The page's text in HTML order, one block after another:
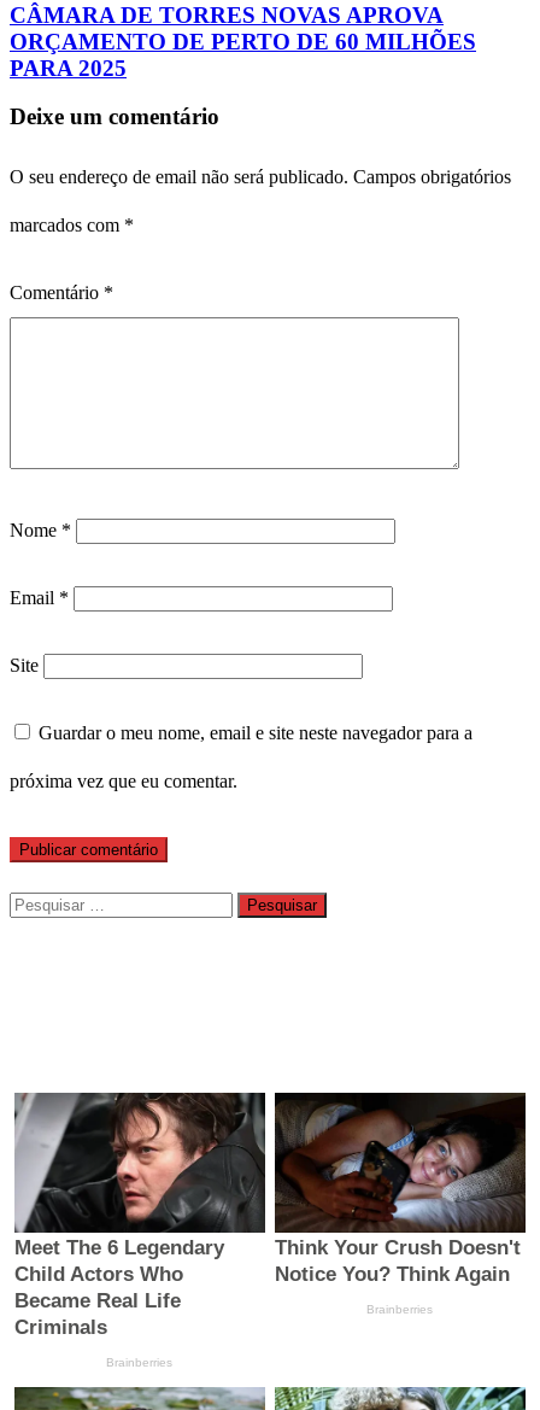
CÂMARA DE TORRES NOVAS APROVA
ORÇAMENTO DE PERTO DE 60 MILHÕES
PARA 2025
Deixe um comentário
O seu endereço de email não será publicado. Campos obrigatórios
marcados com *
Comentário *
Nome *
Email *
Site
Guardar o meu nome, email e site neste navegador para a
próxima vez que eu comentar.
Pesquisar
por: